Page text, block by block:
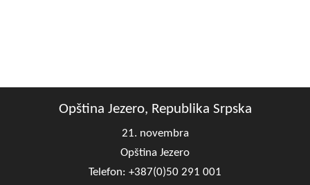
Opština Jezero, Republika Srpska
21. novembra
Opština Jezero
Telefon: +387(0)50 291 001